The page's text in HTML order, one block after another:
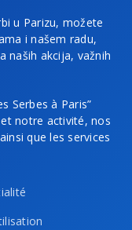
u Parizu, možete
i našem radu,
naših akcija, važnih
Serbes à Paris”
notre activité, nos
que les services